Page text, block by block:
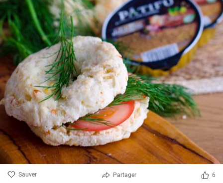
Sauver Partager 6